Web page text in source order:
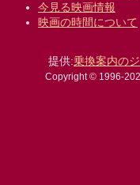
今見る映画情報
映画の時間について
提供:乗換案内の
Copyright © 1996-